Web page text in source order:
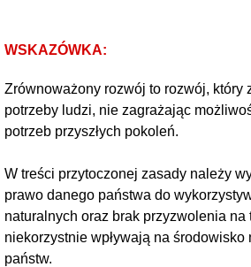
WSKAZÓWKA:
Zrównoważony rozwój to rozwój, który
potrzeby ludzi, nie zagrażając
potrzeb przyszłych pokoleń.
W treści przytoczonej zasady należy
prawo danego państwa do
naturalnych oraz brak przyzwolenia na
niekorzystnie wpływają na środowisko
państw.